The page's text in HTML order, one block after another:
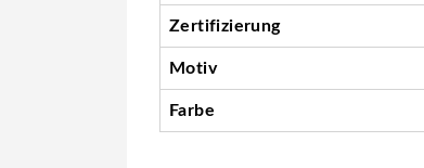
Zertifizierung
Motiv
Farbe